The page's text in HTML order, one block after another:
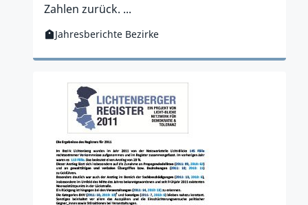
Zahlen zurück. ...
Kategorie:
Jahresberichte Bezirke
Zur Publikation